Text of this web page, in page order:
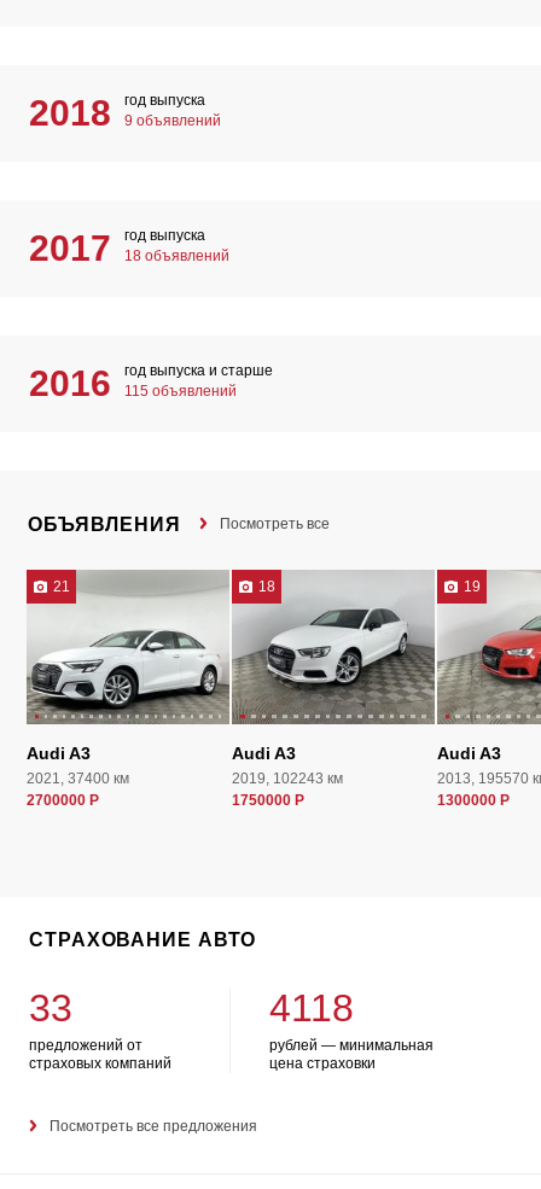
2018
год выпуска
9 объявлений
2017
год выпуска
18 объявлений
2016
год выпуска и старше
115 объявлений
ОБЪЯВЛЕНИЯ Посмотреть все
21
Audi A3
2021, 37400 км
2700000 Р
18
Audi A3
2019, 102243 км
1750000 Р
19
Audi A3
2013, 195570
1300000 Р
СТРАХОВАНИЕ АВТО
33
предложений от
страховых компаний
4118
рублей — минимальная
цена страховки
Посмотреть все предложения